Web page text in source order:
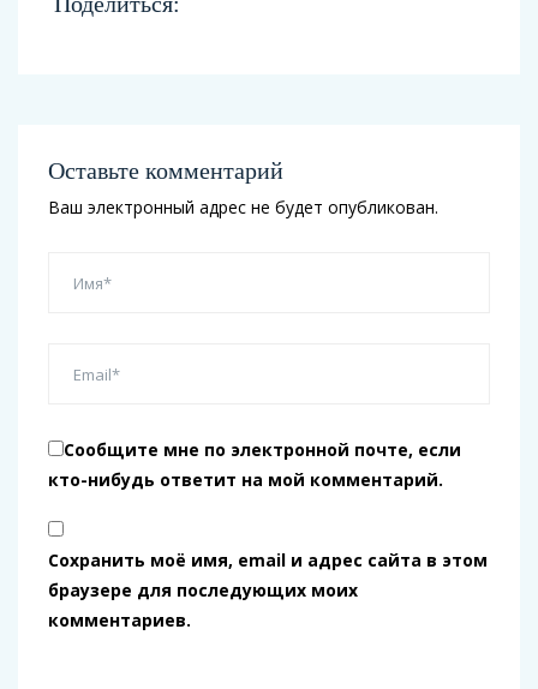
Оставьте комментарий
Ваш электронный адрес не будет опубликован.
Сообщите мне по электронной почте, если
кто-нибудь ответит на мой комментарий.
Сохранить моё имя, email и адрес сайта в этом
браузере для последующих моих
комментариев.